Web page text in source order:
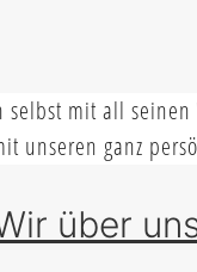
mit all
unseren ganz
über